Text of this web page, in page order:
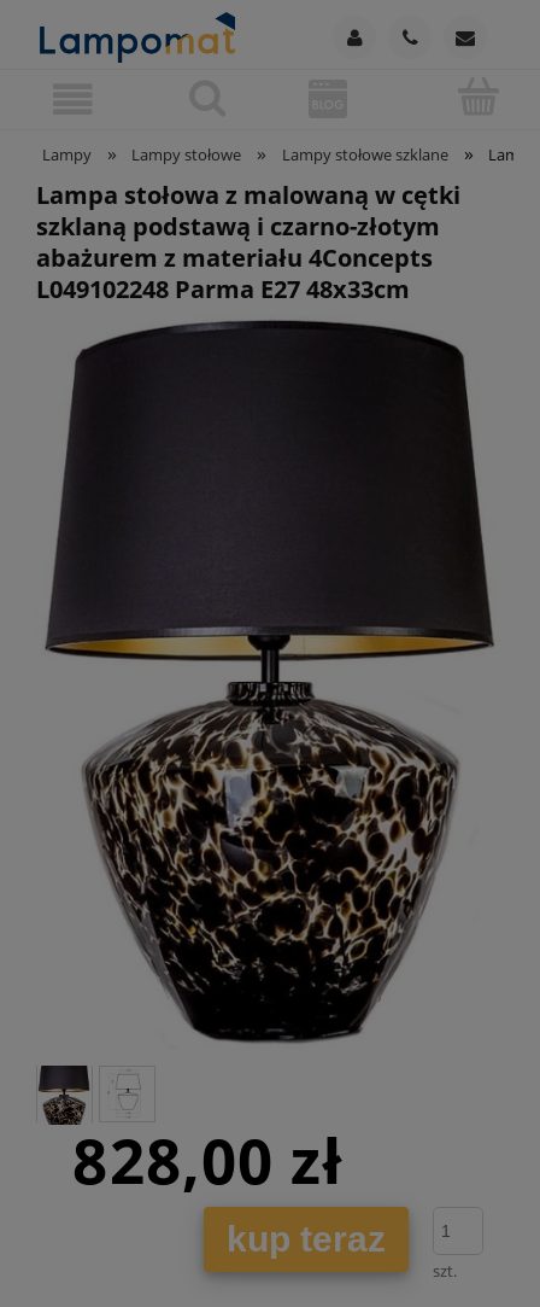
Lampy » Lampy stołowe » Lampy stołowe szklane »
Lampa stołowa z malowaną w cętki
szklaną podstawą i czarno-złotym
abażurem z materiału 4Concepts
L049102248 Parma E27 48x33cm
828,00 zł
kup teraz
szt.